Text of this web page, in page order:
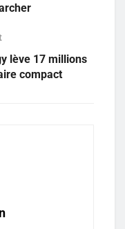
lève 17 millions
compact